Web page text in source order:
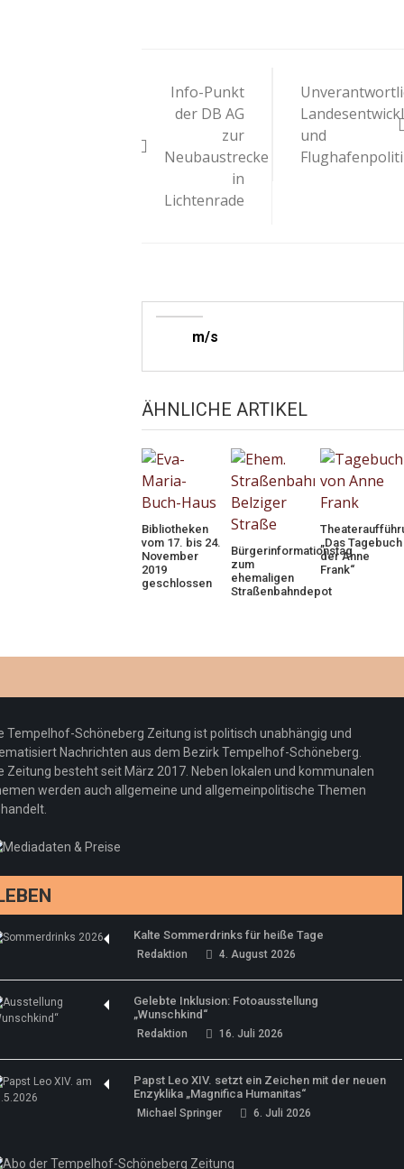
Info-Punkt
der DB AG
zur
Neubaustrecke
in
Lichtenrade
und
m/s
ÄHNLICHE ARTIKEL
Bibliotheken
vom 17. bis 24.
November
2019
geschlossen
Bürgerinformationstag
zum
ehemaligen
Straßenbahndepot
„Das Tagebuch
der Anne
Frank“
Tempelhof-Schöneberg Zeitung ist politisch unabhängig und
Nachrichten aus dem Bezirk Tempelhof-Schöneberg.
Zeitung besteht seit März 2017. Neben lokalen und kommunalen
werden auch allgemeine und allgemeinpolitische Themen
Kalte Sommerdrinks für heiße Tage
Redaktion 4. August 2026
Gelebte Inklusion: Fotoausstellung
„Wunschkind“
Redaktion 16. Juli 2026
Papst Leo XIV. setzt ein Zeichen mit der neuen
Enzyklika „Magnifica Humanitas“
Michael Springer 6. Juli 2026